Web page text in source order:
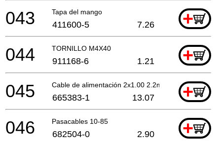
Tapa del mango +
043 411600-5 7.26
TORNILLO M4X40 +
044 911168-6 1.21
Cable de alimentación 2x1.00 2.2mtr +
045 665383-1 13.07
Pasacables 10-85 +
046 682504-0 2.90